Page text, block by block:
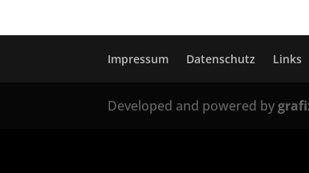
Impressum Datenschutz Links
Developed and powered by